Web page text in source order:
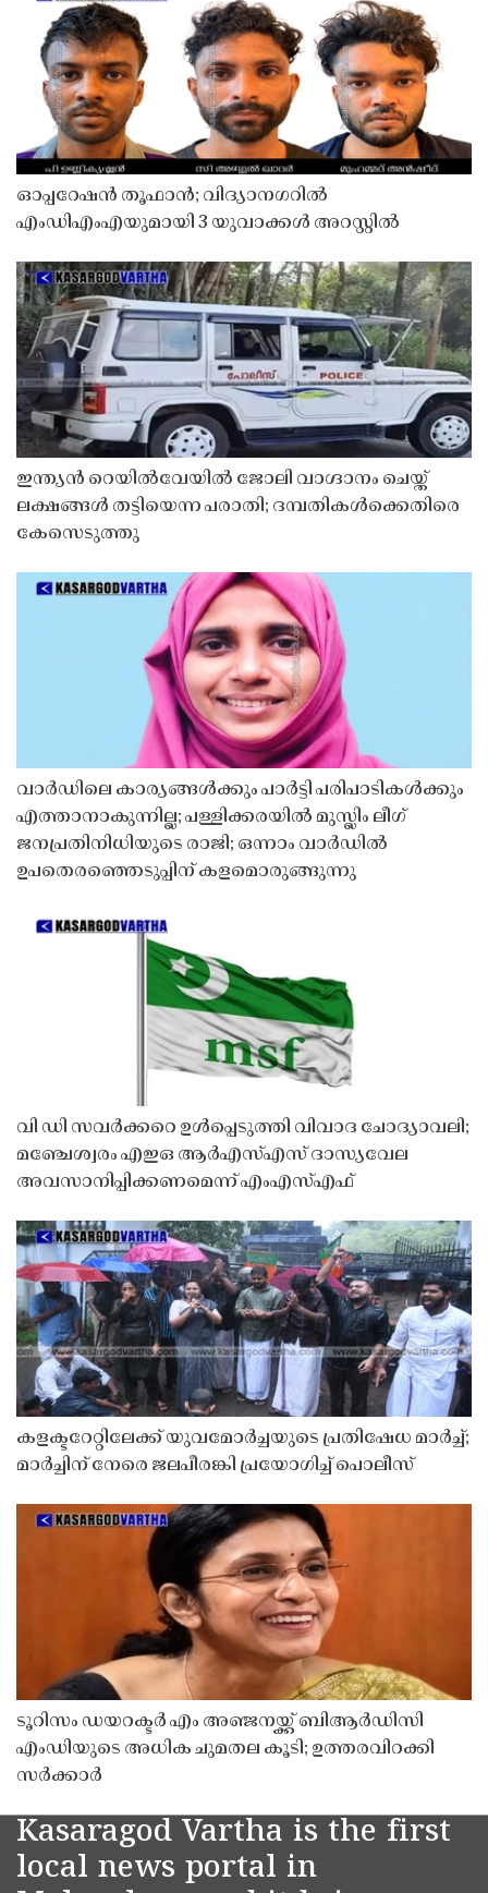
ഓപ്പറേഷൻ തൂഫാൻ; വിദ്യാനഗറിൽ
എംഡിഎംഎയുമായി 3 യുവാക്കൾ അറസ്റ്റിൽ
ഇന്ത്യൻ റെയിൽവേയിൽ ജോലി വാഗ്ദാനം ചെയ്ത്
ലക്ഷങ്ങൾ തട്ടിയെന്ന പരാതി; ദമ്പതികൾക്കെതിരെ
കേസെടുത്തു
വാർഡിലെ കാര്യങ്ങൾക്കും പാർട്ടി പരിപാടികൾക്കും
എത്താനാകുന്നില്ല; പള്ളിക്കരയിൽ മുസ്ലിം ലീഗ്
ജനപ്രതിനിധിയുടെ രാജി; ഒന്നാം വാർഡിൽ
ഉപതെരഞ്ഞെടുപ്പിന് കളമൊരുങ്ങുന്നു
വി ഡി സവർക്കറെ ഉൾപ്പെടുത്തി വിവാദ ചോദ്യാവലി;
മഞ്ചേശ്വരം എഇഒ ആർഎസ്എസ് ദാസ്യവേല
അവസാനിപ്പിക്കണമെന്ന് എംഎസ്എഫ്
കളക്ടറേറ്റിലേക്ക് യുവമോർച്ചയുടെ പ്രതിഷേധ മാർച്ച്;
മാർച്ചിന് നേരെ ജലപീരങ്കി പ്രയോഗിച്ച് പൊലീസ്
ടൂറിസം ഡയറക്ടർ എം അഞ്ജനയ്ക്ക് ബിആർഡിസി
എംഡിയുടെ അധിക ചുമതല കൂടി; ഉത്തരവിറക്കി
സർക്കാർ
Kasaragod Vartha is the first
local news portal in